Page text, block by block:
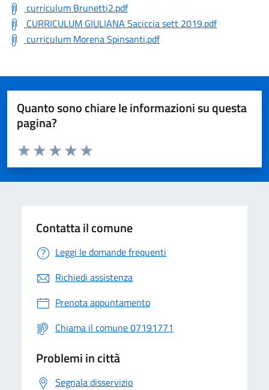
curriculum Brunetti2.pdf
CURRICULUM GIULIANA Saciccia sett 2019.pdf
curriculum Morena Spinsanti.pdf
Quanto sono chiare le informazioni su questa
pagina?
Valuta da 1 a 5 stelle la pagina
Valuta 5 stelle su 5
Valuta 4 stelle su 5
Valuta 3 stelle su 5
Valuta 2 stelle su 5
Valuta 1 stelle su 5
Contatta il comune
Leggi le domande frequenti
Richiedi assistenza
Prenota appuntamento
Chiama il comune 07191771
Problemi in città
Segnala disservizio